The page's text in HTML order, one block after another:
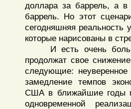
доллара за баррель, а
баррель. Но этот
сегодняшняя
которые нарисованы в
И есть очень
продолжат свое
следующие:
замедление темпов
США в ближайшие годы
одновременной